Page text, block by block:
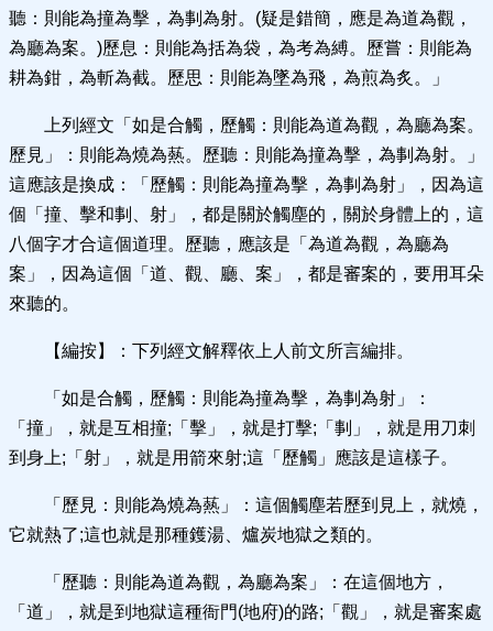
聽：則能為撞為擊，為剚為射。(疑是錯簡，應是為道為觀，
為廳為案。)歷息：則能為括為袋，為考為縛。歷嘗：則能為
耕為鉗，為斬為截。歷思：則能為墜為飛，為煎為炙。」
上列經文「如是合觸，歷觸：則能為道為觀，為廳為案。
歷見」：則能為燒為爇。歷聽：則能為撞為擊，為剚為射。」
這應該是換成：「歷觸：則能為撞為擊，為剚為射」，因為這
個「撞、擊和剚、射」，都是關於觸塵的，關於身體上的，這
八個字才合這個道理。歷聽，應該是「為道為觀，為廳為
案」，因為這個「道、觀、廳、案」，都是審案的，要用耳朵
來聽的。
【編按】：下列經文解釋依上人前文所言編排。
「如是合觸，歷觸：則能為撞為擊，為剚為射」：
「撞」，就是互相撞;「擊」，就是打擊;「剚」，就是用刀刺
到身上;「射」，就是用箭來射;這「歷觸」應該是這樣子。
「歷見：則能為燒為爇」：這個觸塵若歷到見上，就燒，
它就熱了;這也就是那種鑊湯、爐炭地獄之類的。
「歷聽：則能為道為觀，為廳為案」：在這個地方，
「道」，就是到地獄這種衙門(地府)的路;「觀」，就是審案處